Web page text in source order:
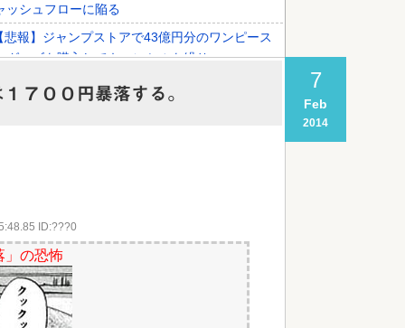
ッシュフローに陥る
悲報】ジャンプストアで43億円分のワンピース
グッズを購入してキャンセルを繰り...
護の仕事マジでしんどい
by livedoor 相互RSS
7
Feb
2014
７００円暴落する。
ID:???0
」の恐怖